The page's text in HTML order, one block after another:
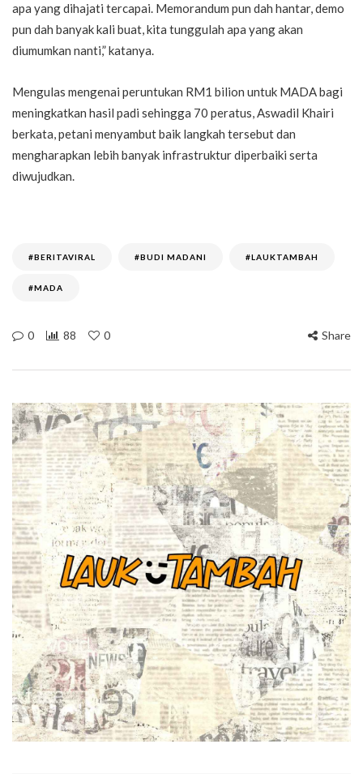
apa yang dihajati tercapai. Memorandum pun dah hantar, demo
pun dah banyak kali buat, kita tunggulah apa yang akan
diumumkan nanti,” katanya.
Mengulas mengenai peruntukan RM1 bilion untuk MADA bagi
meningkatkan hasil padi sehingga 70 peratus, Aswadil Khairi
berkata, petani menyambut baik langkah tersebut dan
mengharapkan lebih banyak infrastruktur diperbaiki serta
diwujudkan.
#BERITAVIRAL #BUDI MADANI #LAUKTAMBAH
#MADA
0 88 0 Share